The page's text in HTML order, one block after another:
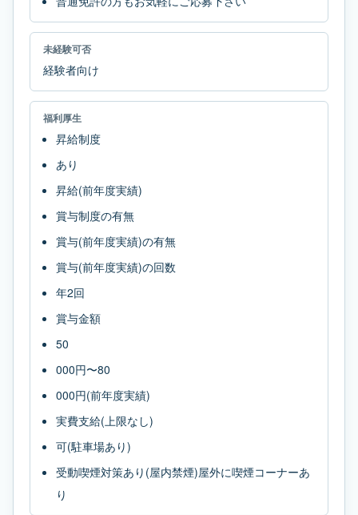
未経験可否
経験者向け
福利厚生
昇給制度
あり
昇給(前年度実績)
賞与制度の有無
賞与(前年度実績)の有無
賞与(前年度実績)の回数
年2回
賞与金額
50
000円〜80
000円(前年度実績)
実費支給(上限なし)
可(駐車場あり)
受動喫煙対策あり(屋内禁煙)屋外に喫煙コーナーあ
り